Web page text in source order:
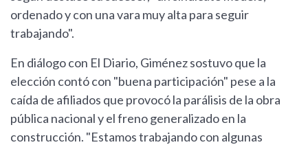
ordenado y con una vara muy alta para seguir
trabajando".
En diálogo con El Diario, Giménez sostuvo que la
elección contó con "buena participación" pese a la
caída de afiliados que provocó la parálisis de la obra
pública nacional y el freno generalizado en la
construcción. "Estamos trabajando con algunas